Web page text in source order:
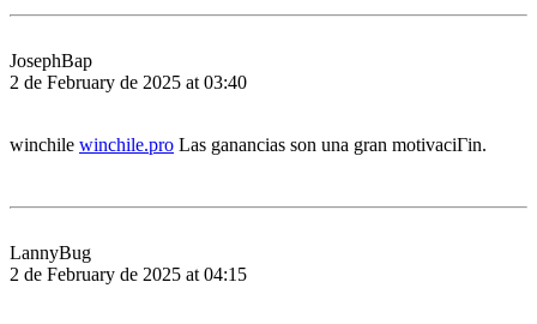
JosephBap
2 de February de 2025 at 03:40
winchile winchile.pro Las ganancias son una gran motivaciГіn.
LannyBug
2 de February de 2025 at 04:15